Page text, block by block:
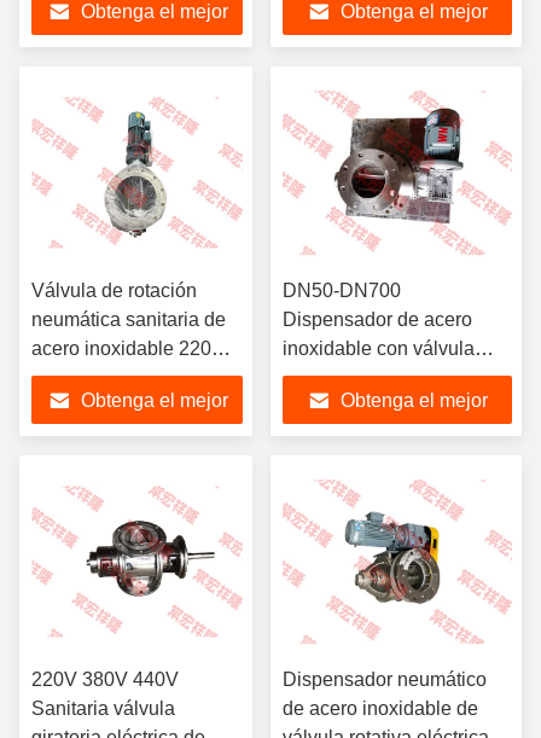
440V eléctrica
personalizada
Obtenga el mejor
personalizados
Obtenga el mejor
Válvula de rotación
neumática sanitaria de
acero inoxidable 220V
380V 440V
Obtenga el mejor
DN50-DN700
Dispensador de acero
inoxidable con válvula
giratoria neumática
sanitariaObtenga el mejor
220V 380V 440V
Sanitaria válvula
Dispensador neumático
de acero inoxidable de